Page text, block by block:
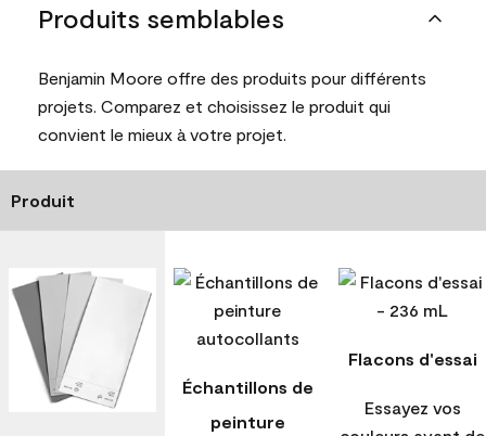
Produits semblables
Benjamin Moore offre des produits pour différents
projets. Comparez et choisissez le produit qui
convient le mieux à votre projet.
Produit
Échantillons de
peinture
Flacons d'essai
Essayez vos